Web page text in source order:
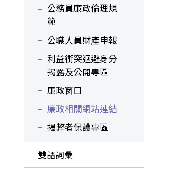
公務員廉政倫理規
範
公職人員財產申報
利益衝突迴避身分
揭露及公開專區
廉政窗口
廉政相關網站連結
揭弊者保護專區
雙語詞彙